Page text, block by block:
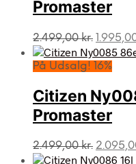
Promaster
2.499,00kr. Den
pris
På Udsalg! 16%
Citizen
Promaster
2.499,00kr. Den